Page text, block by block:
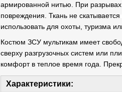
армированной нитью. При
повреждения. Ткань не
использовать для охоты, туризма
Костюм ЗСУ мультикам имеет
сверху разгрузочных систем или
комфорт в теплое время года.
Характеристики: